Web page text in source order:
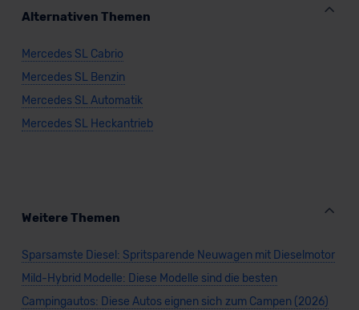
Standarddatenschutzklauseln (Art. 46 Abs. 2 lit. c
erteilen. Nähere Informationen zu den bestehenden
Datenschutzklauseln können Sie über den Kontakt zu
unserem Datenschutzbeauftragten unter
datenschutz@meinauto.de anfordern.
Alternativen Themen
Mercedes SL Cabrio
Mercedes SL Benzin
Mercedes SL Automatik
Mercedes SL Heckantrieb
Weitere Themen
Sparsamste Diesel: Spritsparende Neuwagen mit Dieselmotor
Mild-Hybrid Modelle: Diese Modelle sind die besten
Campingautos: Diese Autos eignen sich zum Campen (2026)